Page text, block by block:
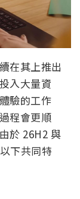
在其上推出
入大量資
驗的工作
程會更順
於 26H2 與
下共同特